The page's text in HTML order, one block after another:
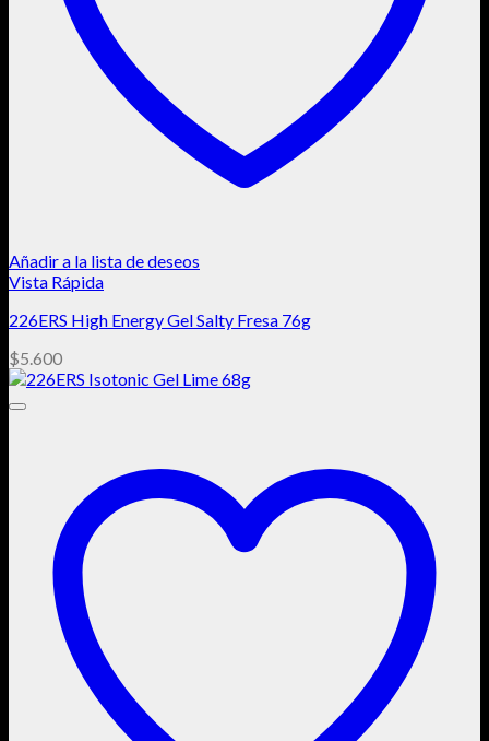
Añadir a la lista de deseos
Vista Rápida
226ERS High Energy Gel Salty Fresa 76g
$5.600